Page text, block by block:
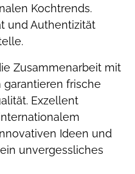
Kochtrends.
und Authentizität
Zusammenarbeit mit
frische
Exzellent
Ideen und
unvergessliches